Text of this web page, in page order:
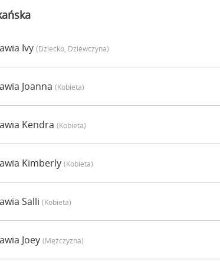
Ivy (dziecko, Dziewczyna)
Joanna (kobieta)
Kendra (kobieta)
Kimberly (kobieta)
Salli (kobieta)
Joey (mężczyzna)